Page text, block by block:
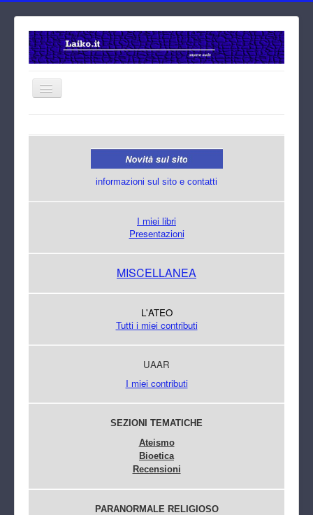
informazioni sul sito e contatti
I miei libri
Presentazioni
MISCELLANEA
L'ATEO
Tutti i miei contributi
UAAR
I miei contributi
SEZIONI TEMATICHE
Ateismo
Bioetica
Recensioni
PARANORMALE RELIGIOSO